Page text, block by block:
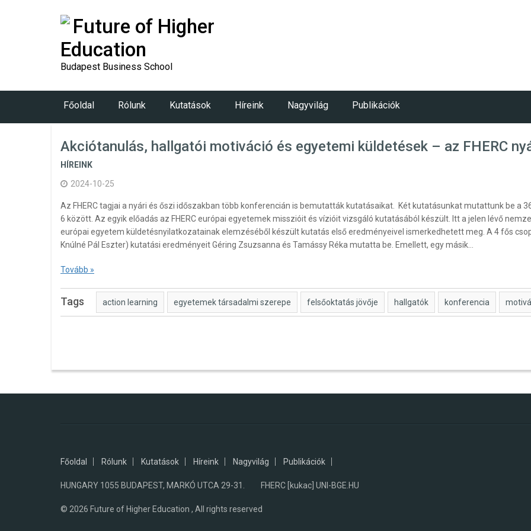
Future of Higher
Education
Budapest Business School
Főoldal Rólunk Kutatások Híreink Nagyvilág Publikációk
Akciótanulás, hallgatói motiváció és egyetemi küldetések – az FHERC
HÍREINK
2024-10-25
Az FHERC tagjai a nyári és őszi időszakban több konferencián is bemutatták kutatásaikat. Két kutatásunkat mutattunk be a
6 között. Az egyik előadás az FHERC európai egyetemek misszióit és vízióit vizsgáló kutatásából készült. Itt a jelen lévő
európai egyetem küldetésnyilatkozatainak elemzéséből készült kutatás első eredményeivel ismerkedhetett meg. A 4 fős
Knúlné Pál Eszter) kutatási eredményeit Géring Zsuzsanna és Tamássy Réka mutatta be. Emellett, egy másik…
Tovább »
Tags action learning egyetemek társadalmi szerepe felsőoktatás jövője hallgatók konferencia
Főoldal Rólunk Kutatások Híreink Nagyvilág Publikációk
HUNGARY 1055 BUDAPEST, MARKÓ UTCA 29-31. FHERC [kukac] UNI-BGE.HU
© 2026 Future of Higher Education , All rights reserved